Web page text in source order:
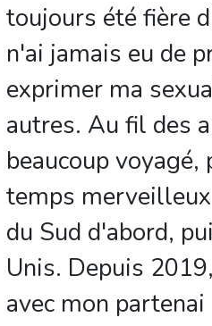
toujours été fière
n'ai jamais eu de
exprimer ma
autres. Au fil des
beaucoup voyagé,
temps
du Sud d'abord,
Unis. Depuis
avec mon partenai